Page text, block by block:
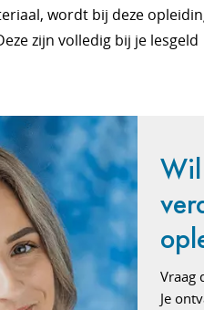
wordt bij deze
zijn volledig bij je lesgeld
Vraag
Je